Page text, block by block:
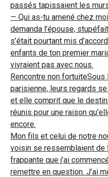
passés tapissaient les
— Qui as-tu amené chez
demanda l’épouse,
s’était pourtant mis
enfants de ton premier
vivraient pas avec nous.
Rencontre non fortuiteSous
parisienne, leurs regards
et elle comprit que le
réunis pour une raison
encore.
Mon fils et celui de notre
voisin se ressemblaient de
frappante que j’ai
remettre en question. J’ai